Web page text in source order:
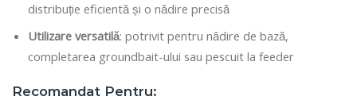
distribuție eficientă și o nădire precisă
Utilizare versatilă: potrivit pentru nădire de bază,
completarea groundbait-ului sau pescuit la feeder
Recomandat Pentru: